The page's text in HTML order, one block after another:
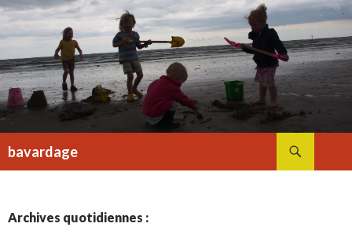
bavardage
Archives quotidiennes :